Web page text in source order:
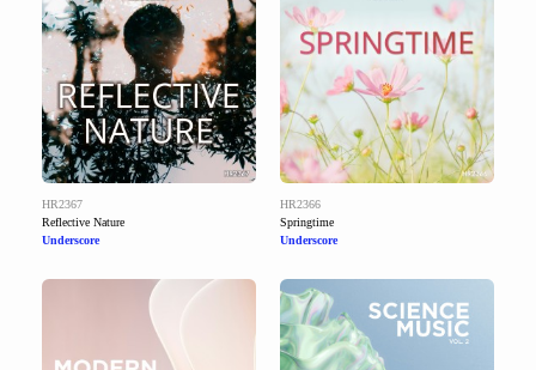
HR2367
Reflective Nature
Underscore
HR2366
Springtime
Underscore